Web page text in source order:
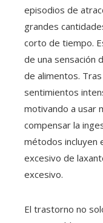
episodios de
grandes
corto de tiempo.
de una sensación
de alimentos.
sentimientos
motivando a usar
compensar la
métodos incluyen
excesivo de
excesivo.
El trastorno no